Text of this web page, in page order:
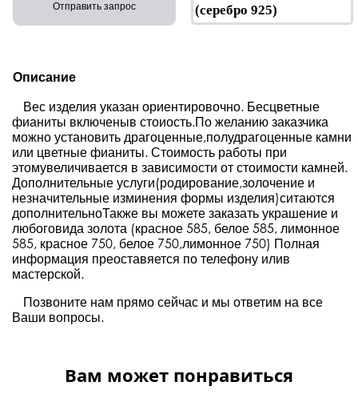
Отправить запрос
(серебро 925)
Описание
Вес изделия указан ориентировочно. Бесцветные
фианиты включеныв стоиость.По желанию заказчика
можно установить драгоценные,полудрагоценные камни
или цветные фианиты. Стоимость работы при
этомувеличивается в зависимости от стоимости камней.
Дополнительные услуги(родирование,золочение и
незначительные изминения формы изделия)ситаются
дополнительноТакже вы можете заказать украшение и
любоговида золота (красное 585, белое 585, лимонное
585, красное 750, белое 750,лимонное 750) Полная
информация преоставяется по телефону илив
мастерской.
Позвоните нам прямо сейчас и мы ответим на все
Ваши вопросы.
Вам может понравиться